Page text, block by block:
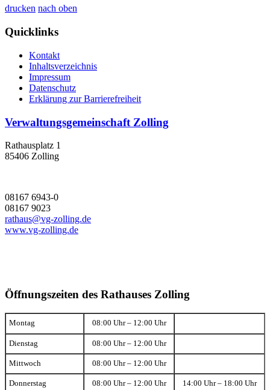
drucken nach oben
Quicklinks
Kontakt
Inhaltsverzeichnis
Impressum
Datenschutz
Erklärung zur Barrierefreiheit
Verwaltungsgemeinschaft Zolling
Rathausplatz 1
85406 Zolling
08167 6943-0
08167 9023
rathaus@vg-zolling.de
www.vg-zolling.de
Öffnungszeiten des Rathauses Zolling
Montag 08:00 Uhr – 12:00 Uhr
Dienstag 08:00 Uhr – 12:00 Uhr
Mittwoch 08:00 Uhr – 12:00 Uhr
Donnerstag 08:00 Uhr – 12:00 Uhr 14:00 Uhr – 18:00 Uhr